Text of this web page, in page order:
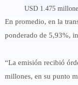
USD 1.475
En promedio, en la
ponderado de 5,93%,
“La emisión recibió
millones, en su punto